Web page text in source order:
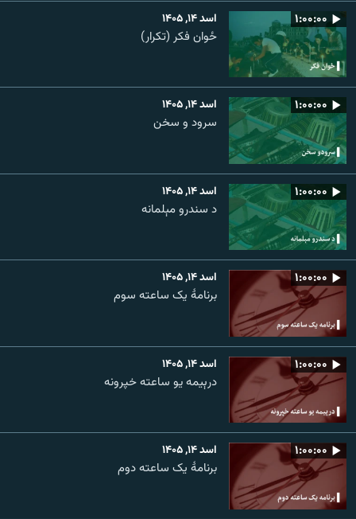
۱:۰۰:۰۰ اسد ۱۴, ۱۴۰۵
ځوان فکر (تکرار)
۱:۰۰:۰۰ اسد ۱۴, ۱۴۰۵
سرود و سخن
۱:۰۰:۰۰ اسد ۱۴, ۱۴۰۵
د سندرو مېلمانه
۱:۰۰:۰۰ اسد ۱۴, ۱۴۰۵
برنامۀ یک ساعته سوم
۱:۰۰:۰۰ اسد ۱۴, ۱۴۰۵
درېیمه یو ساعته خپرونه
۱:۰۰:۰۰ اسد ۱۴, ۱۴۰۵
برنامۀ یک ساعته دوم